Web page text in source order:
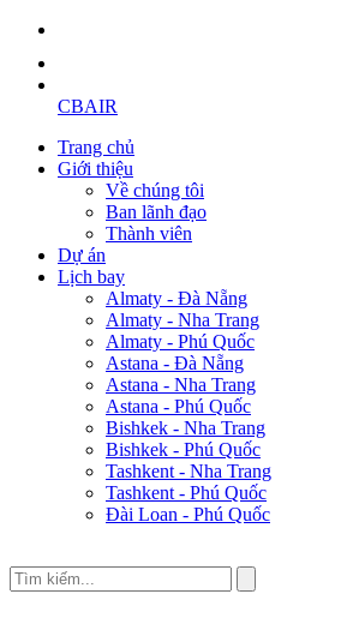
CBAIR
Trang chủ
Giới thiệu
Về chúng tôi
Ban lãnh đạo
Thành viên
Dự án
Lịch bay
Almaty - Đà Nẵng
Almaty - Nha Trang
Almaty - Phú Quốc
Astana - Đà Nẵng
Astana - Nha Trang
Astana - Phú Quốc
Bishkek - Nha Trang
Bishkek - Phú Quốc
Tashkent - Nha Trang
Tashkent - Phú Quốc
Đài Loan - Phú Quốc